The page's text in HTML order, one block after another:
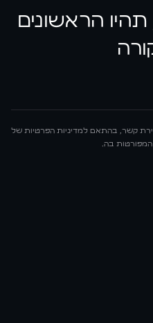
הראשונים
קשר, בהתאם למדיניות הפרטיות של
בה.